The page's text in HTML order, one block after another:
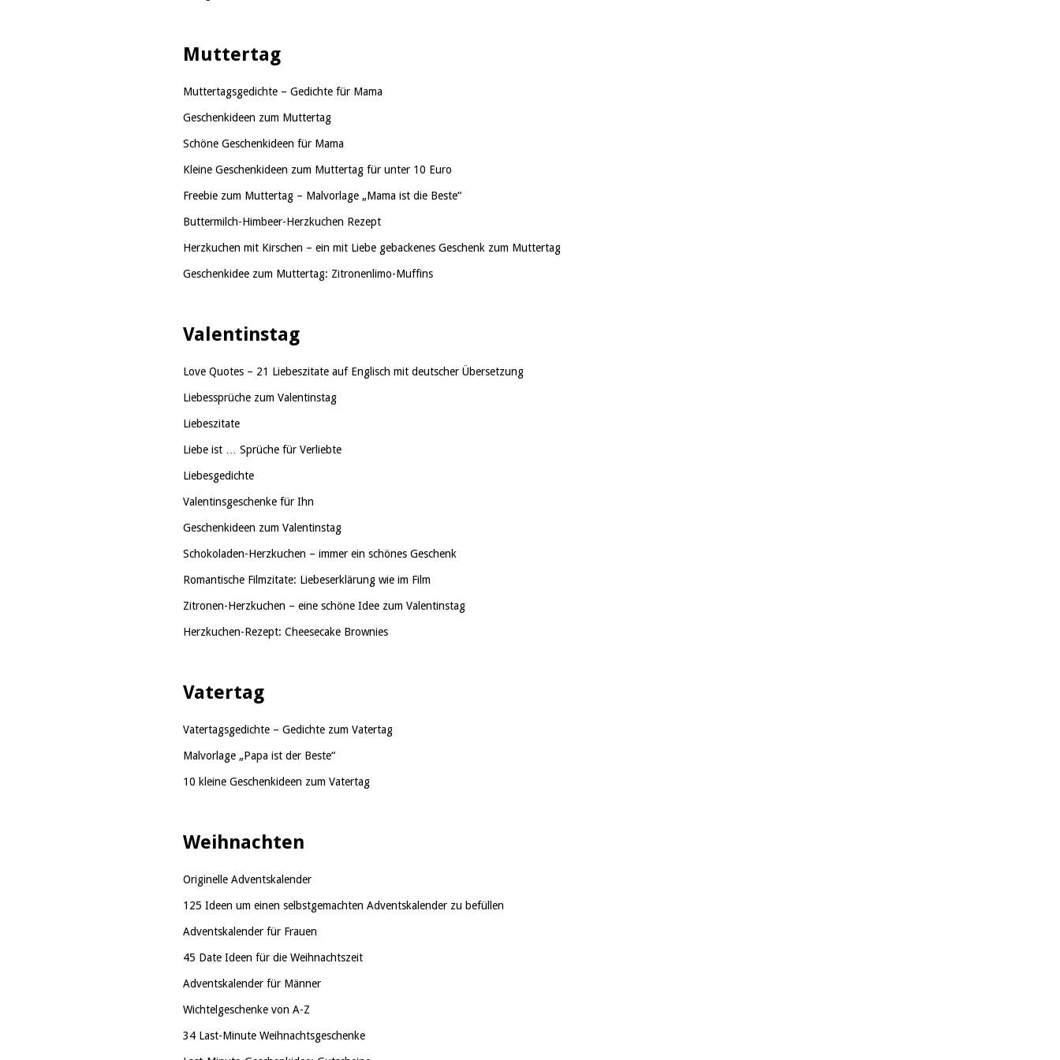
Muttertag
Muttertagsgedichte – Gedichte für Mama
Geschenkideen zum Muttertag
Schöne Geschenkideen für Mama
Kleine Geschenkideen zum Muttertag für unter 10 Euro
Freebie zum Muttertag – Malvorlage „Mama ist die Beste“
Buttermilch-Himbeer-Herzkuchen Rezept
Herzkuchen mit Kirschen – ein mit Liebe gebackenes Geschenk zum Muttertag
Geschenkidee zum Muttertag: Zitronenlimo-Muffins
Valentinstag
Love Quotes – 21 Liebeszitate auf Englisch mit deutscher Übersetzung
Liebessprüche zum Valentinstag
Liebeszitate
Liebe ist … Sprüche für Verliebte
Liebesgedichte
Valentinsgeschenke für Ihn
Geschenkideen zum Valentinstag
Schokoladen-Herzkuchen – immer ein schönes Geschenk
Romantische Filmzitate: Liebeserklärung wie im Film
Zitronen-Herzkuchen – eine schöne Idee zum Valentinstag
Herzkuchen-Rezept: Cheesecake Brownies
Vatertag
Vatertagsgedichte – Gedichte zum Vatertag
Malvorlage „Papa ist der Beste“
10 kleine Geschenkideen zum Vatertag
Weihnachten
Originelle Adventskalender
125 Ideen um einen selbstgemachten Adventskalender zu befüllen
Adventskalender für Frauen
45 Date Ideen für die Weihnachtszeit
Adventskalender für Männer
Wichtelgeschenke von A-Z
34 Last-Minute Weihnachtsgeschenke